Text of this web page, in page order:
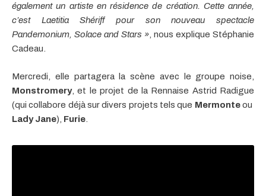
également un artiste en résidence de création. Cette année,
c’est Laetitia Shériff pour son nouveau spectacle
Pandemonium, Solace and Stars » , nous explique Stéphanie
Cadeau.
Mercredi, elle partagera la scène avec le groupe noise,
Monstromery, et le projet de la Rennaise Astrid Radigue
(qui collabore déjà sur divers projets tels que Mermonteou
Lady Jane), Furie